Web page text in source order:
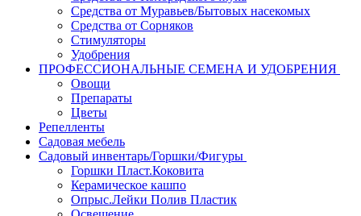
Средства от Муравьев/Бытовых насекомых
Средства от Сорняков
Стимуляторы
Удобрения
ПРОФЕССИОНАЛЬНЫЕ СЕМЕНА И УДОБРЕНИЯ
Овощи
Препараты
Цветы
Репелленты
Садовая мебель
Садовый инвентарь/Горшки/Фигуры
Горшки Пласт.Коковита
Керамическое кашпо
Опрыс.Лейки Полив Пластик